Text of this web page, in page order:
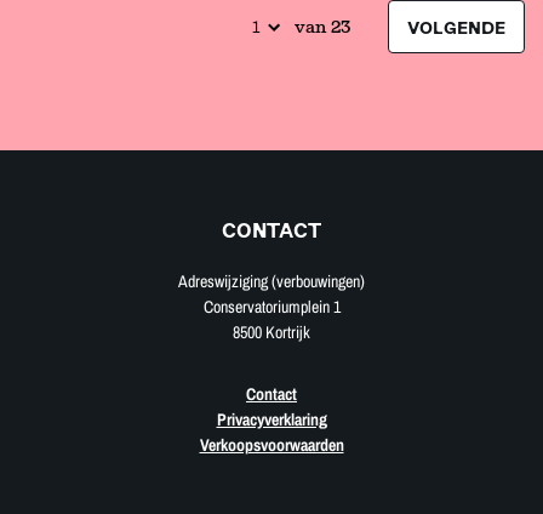
van 23 VOLGENDE
CONTACT
Adreswijziging (verbouwingen)
Conservatoriumplein 1
8500 Kortrijk
Contact
Privacyverklaring
Verkoopsvoorwaarden